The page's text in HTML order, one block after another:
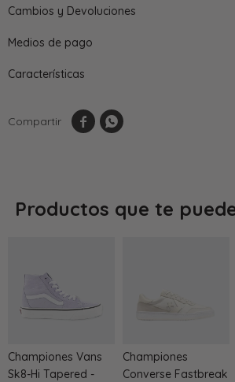
Cambios y Devoluciones
Medios de pago
Características
 
Productos que te
Championes Vans
Sk8-Hi Tapered -
Championes
Converse Fastbreak